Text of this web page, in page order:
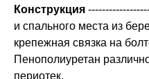
Конструкция
и спального места из
крепежная связка на
Пенополиуретан
периотек.